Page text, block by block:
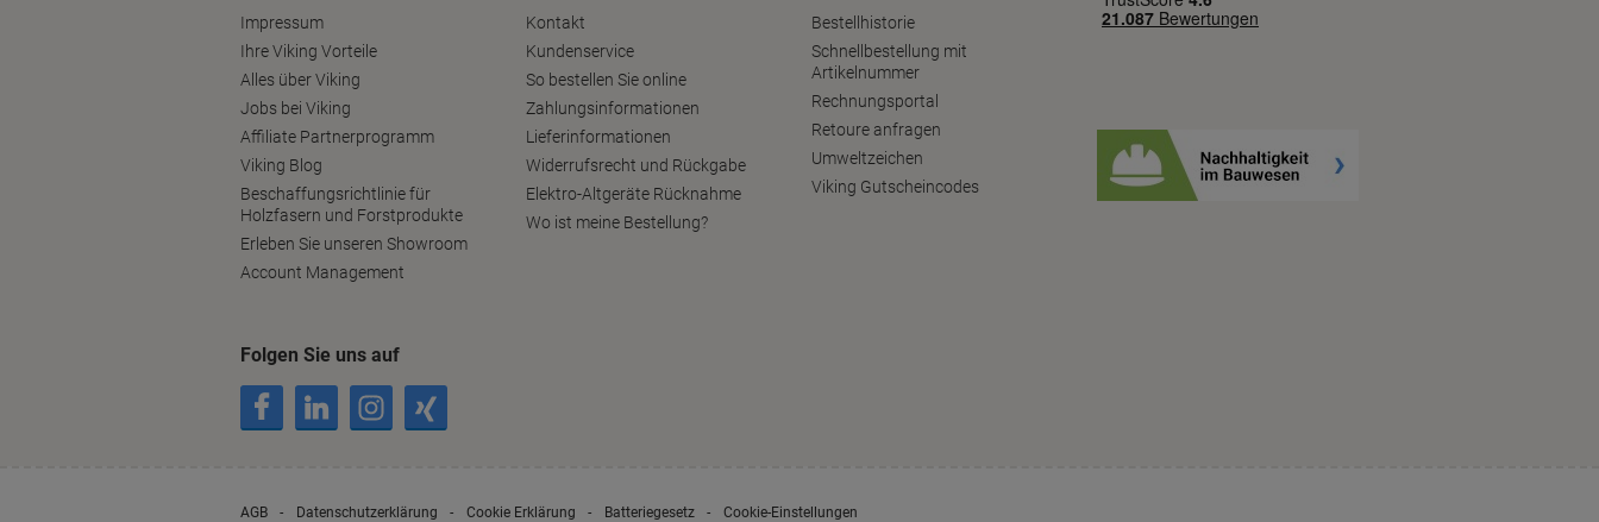
Impressum
Ihre Viking Vorteile
Alles über Viking
Jobs bei Viking
Affiliate Partnerprogramm
Viking Blog
Beschaffungsrichtlinie für
Holzfasern und Forstprodukte
Erleben Sie unseren Showroom
Account Management
Kontakt
Kundenservice
So bestellen Sie online
Zahlungsinformationen
Lieferinformationen
Widerrufsrecht und Rückgabe
Elektro-Altgeräte Rücknahme
Wo ist meine Bestellung?
Bestellhistorie
Schnellbestellung mit
Artikelnummer
Rechnungsportal
Retoure anfragen
Umweltzeichen
Viking Gutscheincodes
Folgen Sie uns auf
AGB Datenschutzerklärung Cookie Erklärung Batteriegesetz Cookie-Einstellungen